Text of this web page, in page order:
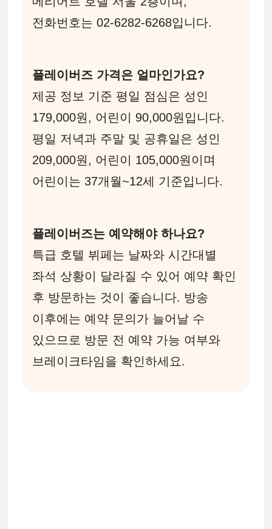
전화번호는 02-6282-6268입니다.
플레이버즈 가격은 얼마인가요?
제공 정보 기준 평일 점심은 성인
179,000원, 어린이 90,000원입니다.
평일 저녁과 주말 및 공휴일은 성인
209,000원, 어린이 105,000원이며
어린이는 37개월~12세 기준입니다.
플레이버즈는 예약해야 하나요?
특급 호텔 뷔페는 날짜와 시간대별
좌석 상황이 달라질 수 있어 예약 확인
후 방문하는 것이 좋습니다. 방송
이후에는 예약 문의가 늘어날 수
있으므로 방문 전 예약 가능 여부와
브레이크타임을 확인하세요.